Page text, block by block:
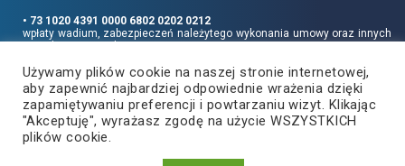
• 73 1020 4391 0000 6802 0202 0212
wpłaty wadium, zabezpieczeń należytego wykonania umowy oraz innych
Informujemy, że opłatę skarbową należy uiszczać na rachunek Urzędu
Miasta Rzeszowa:
• 90 1240 6960 3851 0062 0000 0423
Używamy plików cookie na naszej stronie internetowej,
aby zapewnić najbardziej odpowiednie wrażenia dzięki
zapamiętywaniu preferencji i powtarzaniu wizyt. Klikając
"Akceptuję", wyrażasz zgodę na użycie WSZYSTKICH
plików cookie.